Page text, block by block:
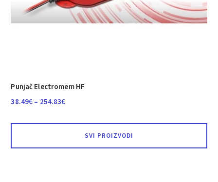
Punjač Electromem HF
38.49€ – 254.83€Raspon
od
38.49€
do
SVI PROIZVODI